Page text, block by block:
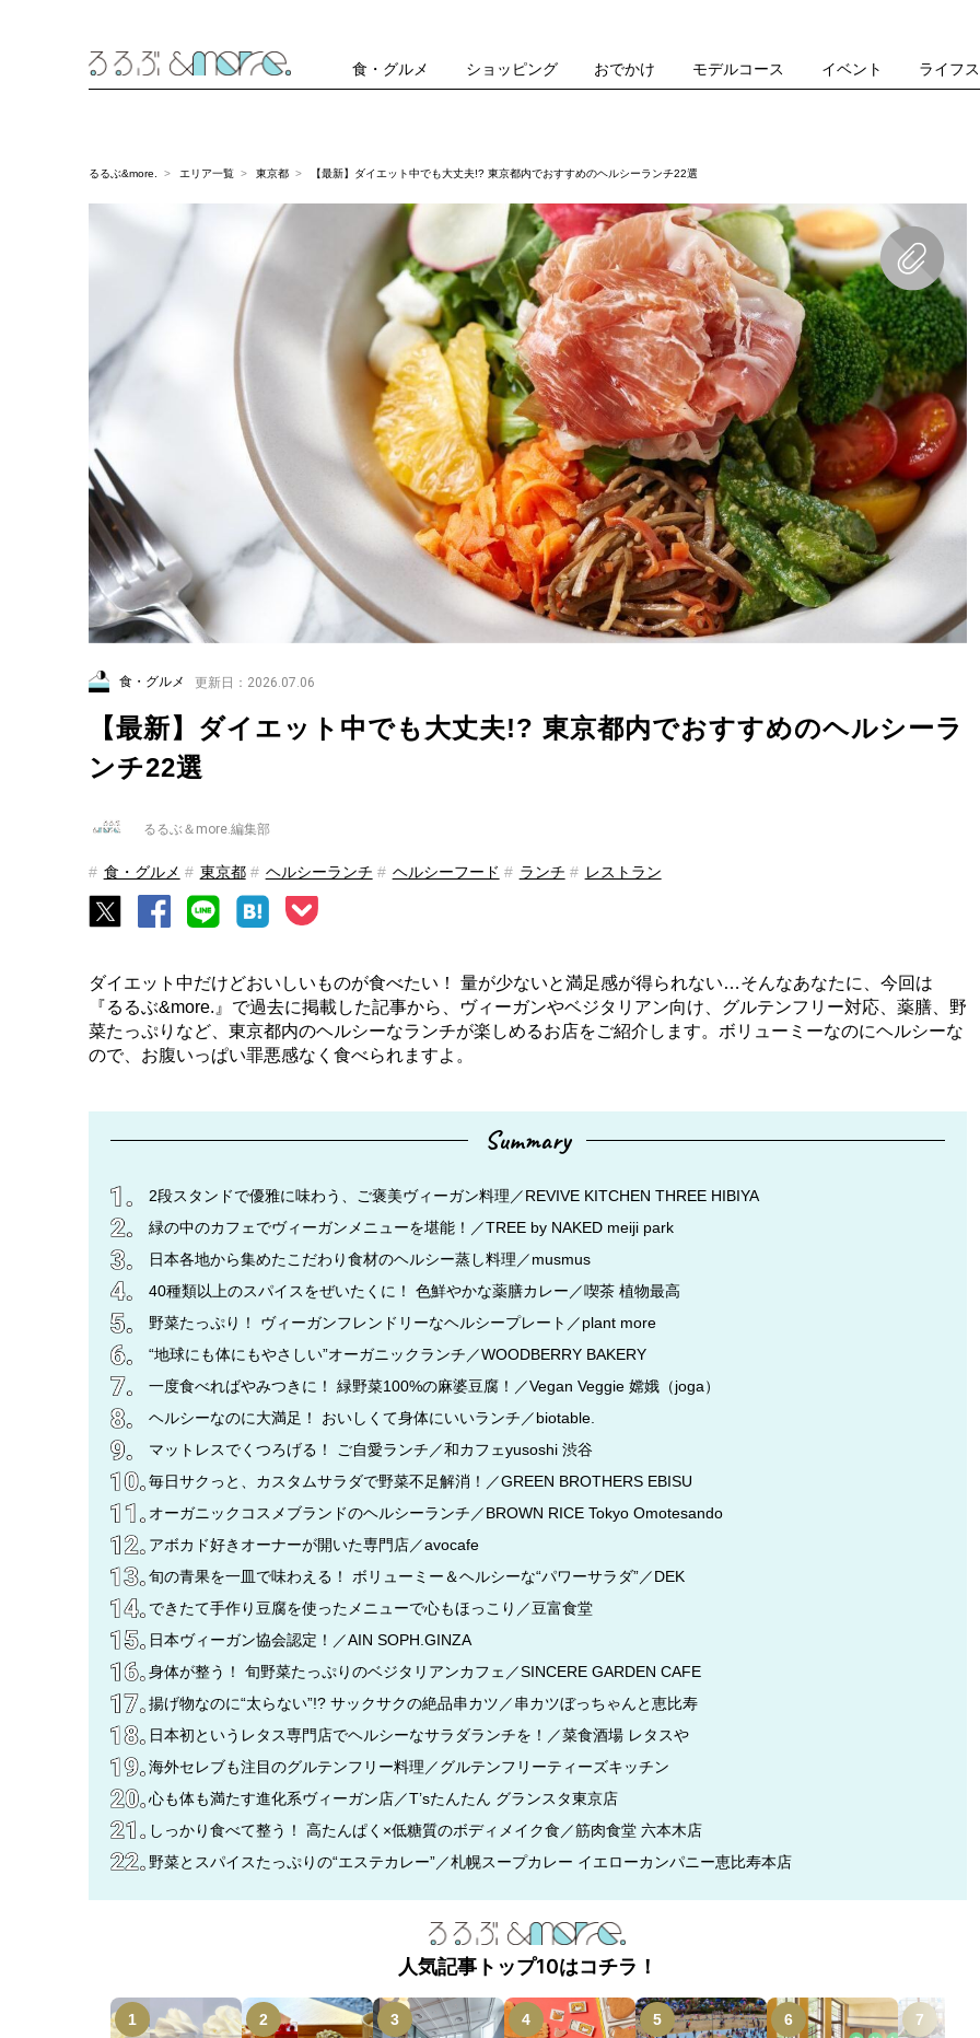
食・グルメ ショッピング おでかけ モデルコース イベント ライフ
るるぶ&more. エリア一覧 東京都 【最新】ダイエット中でも大丈夫!? 東京都内でおすすめのヘルシーランチ22選
食・グルメ 更新日：2026.07.06
【最新】ダイエット中でも大丈夫!? 東京都内でおすすめのヘルシーラ
ンチ22選
るるぶ＆more.編集部
食・グルメ 東京都 ヘルシーランチ ヘルシーフード ランチ レストラン
ダイエット中だけどおいしいものが食べたい！ 量が少ないと満足感が得られない…そんなあなたに、今回は
『るるぶ&more.』で過去に掲載した記事から、ヴィーガンやベジタリアン向け、グルテンフリー対応、薬膳、野
菜たっぷりなど、東京都内のヘルシーなランチが楽しめるお店をご紹介します。ボリューミーなのにヘルシーな
ので、お腹いっぱい罪悪感なく食べられますよ。
Summary
2段スタンドで優雅に味わう、ご褒美ヴィーガン料理／REVIVE KITCHEN THREE HIBIYA
緑の中のカフェでヴィーガンメニューを堪能！／TREE by NAKED meiji park
日本各地から集めたこだわり食材のヘルシー蒸し料理／musmus
40種類以上のスパイスをぜいたくに！ 色鮮やかな薬膳カレー／喫茶 植物最高
野菜たっぷり！ ヴィーガンフレンドリーなヘルシープレート／plant more
“地球にも体にもやさしい”オーガニックランチ／WOODBERRY BAKERY
一度食べればやみつきに！ 緑野菜100%の麻婆豆腐！／Vegan Veggie 嫦娥（joga）
ヘルシーなのに大満足！ おいしくて身体にいいランチ／biotable.
マットレスでくつろげる！ ご自愛ランチ／和カフェyusoshi 渋谷
毎日サクっと、カスタムサラダで野菜不足解消！／GREEN BROTHERS EBISU
オーガニックコスメブランドのヘルシーランチ／BROWN RICE Tokyo Omotesando
アボカド好きオーナーが開いた専門店／avocafe
旬の青果を一皿で味わえる！ ボリューミー＆ヘルシーな“パワーサラダ”／DEK
できたて手作り豆腐を使ったメニューで心もほっこり／豆富食堂
日本ヴィーガン協会認定！／AIN SOPH.GINZA
身体が整う！ 旬野菜たっぷりのベジタリアンカフェ／SINCERE GARDEN CAFE
揚げ物なのに“太らない”!? サックサクの絶品串カツ／串カツぼっちゃんと恵比寿
日本初というレタス専門店でヘルシーなサラダランチを！／菜食酒場 レタスや
海外セレブも注目のグルテンフリー料理／グルテンフリーティーズキッチン
心も体も満たす進化系ヴィーガン店／T’sたんたん グランスタ東京店
しっかり食べて整う！ 高たんぱく×低糖質のボディメイク食／筋肉食堂 六本木店
野菜とスパイスたっぷりの“エステカレー”／札幌スープカレー イエローカンパニー恵比寿本店
人気記事トップ10はコチラ！